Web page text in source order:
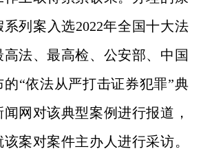
列案入选2022年全国十大法
法、最高检、公安部、中国
“依法从严打击证券犯罪”典
网对该典型案例进行报道，
案对案件主办人进行采访。